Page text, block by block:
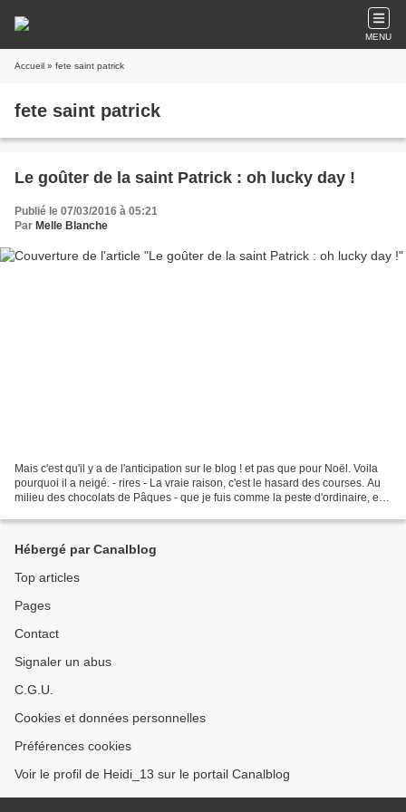
MENU
Accueil » fete saint patrick
fete saint patrick
Le goûter de la saint Patrick : oh lucky day !
Publié le 07/03/2016 à 05:21
Par Melle Blanche
Mais c'est qu'il y a de l'anticipation sur le blog ! et pas que pour Noël. Voila
pourquoi il a neigé. - rires - La vraie raison, c'est le hasard des courses. Au
milieu des chocolats de Pâques - que je fuis comme la peste d'ordinaire, en
Hébergé par Canalblog
Top articles
Pages
Contact
Signaler un abus
C.G.U.
Cookies et données personnelles
Préférences cookies
Voir le profil de Heidi_13 sur le portail Canalblog